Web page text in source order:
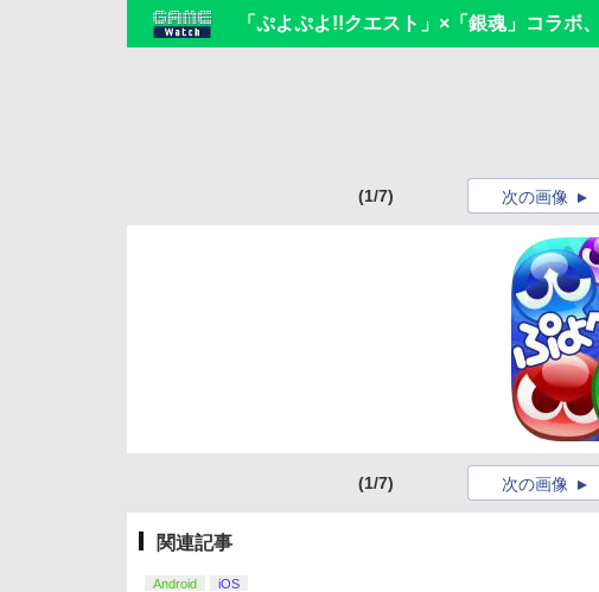
「ぷよぷよ!!クエスト」×「銀魂」コラ
(1/7) 次の画像
(1/7) 次の画像
関連記事
Android iOS